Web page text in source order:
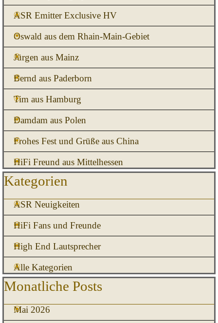
ASR Emitter Exclusive HV
Oswald aus dem Rhain-Main-Gebiet
Jürgen aus Mainz
Bernd aus Paderborn
Tim aus Hamburg
Damdam aus Polen
Frohes Fest und Grüße aus China
HiFi Freund aus Mittelhessen
Block überspringen Kategorien
Kategorien
ASR Neuigkeiten
HiFi Fans und Freunde
High End Lautsprecher
Alle Kategorien
Block überspringen Monatliche Posts
Monatliche Posts
Mai 2026